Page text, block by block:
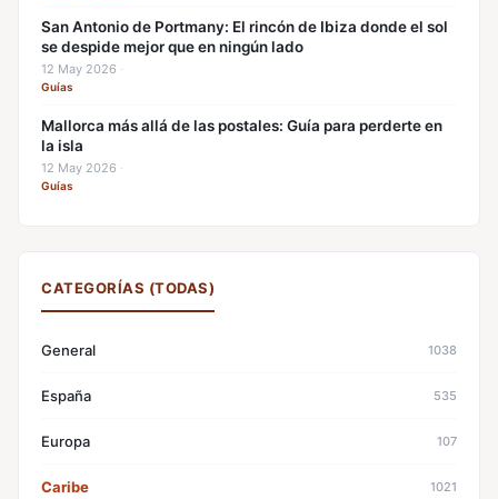
San Antonio de Portmany: El rincón de Ibiza donde el sol
se despide mejor que en ningún lado
12 May 2026 ·
Guías
Mallorca más allá de las postales: Guía para perderte en
la isla
12 May 2026 ·
Guías
CATEGORÍAS (TODAS)
General 1038
España 535
Europa 107
Caribe 1021